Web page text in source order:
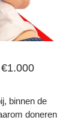
binnen de
doneren